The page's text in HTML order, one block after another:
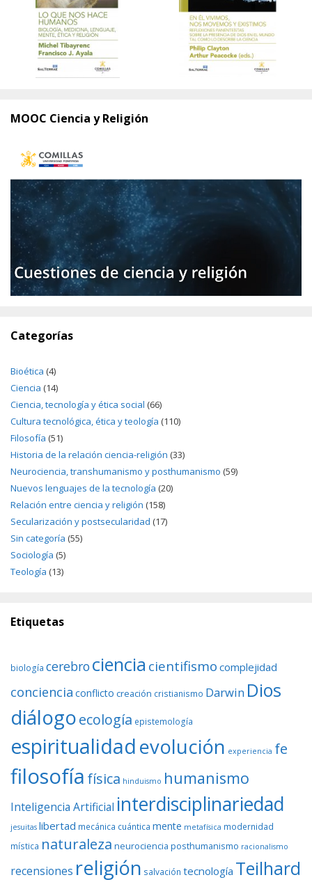
MOOC Ciencia y Religión
Categorías
Bioética (4)
Ciencia (14)
Ciencia, tecnología y ética social (66)
Cultura tecnológica, ética y teología (110)
Filosofía (51)
Historia de la relación ciencia-religión (33)
Neurociencia, transhumanismo y posthumanismo (59)
Nuevos lenguajes de la tecnología (20)
Relación entre ciencia y religión (158)
Secularización y postsecularidad (17)
Sin categoría (55)
Sociología (5)
Teología (13)
Etiquetas
biología cerebro ciencia cientifismo complejidad
conciencia conflicto creación cristianismo Darwin Dios
diálogoecología epistemología
espiritualidadevolución experiencia fe
filosofía física hinduismo humanismo
Inteligencia Artificial interdisciplinariedad
jesuitas libertad mecánica cuántica mente metafísica modernidad
mística naturaleza neurociencia posthumanismo racionalismo
recensiones religión salvación tecnología Teilhard